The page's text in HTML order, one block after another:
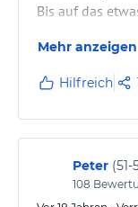
Bis auf das
gut
den tollen
freundlich!
angenehm
Treppe
man sich bei
Mehr anzeigen
Hilfreich
Peter (51-
108